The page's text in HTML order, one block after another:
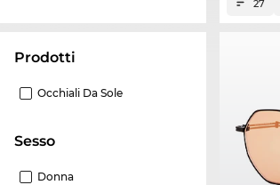
Prodotti
Occhiali Da Sole
Sesso
Donna
27